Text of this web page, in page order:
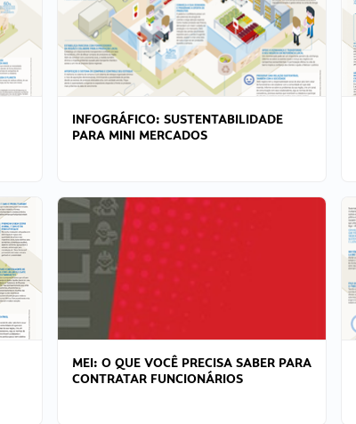
INFOGRÁFICO: SUSTENTABILIDADE
PARA MINI MERCADOS
MEI: O QUE VOCÊ PRECISA SABER PARA
CONTRATAR FUNCIONÁRIOS